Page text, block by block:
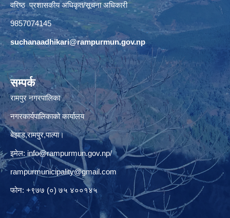
वरिष्ठ प्रशासकीय अधिकृत/सूचना अधिकारी
9857074145
suchanaadhikari@rampurmun.gov.np
सम्पर्क
रामपुर नगरपालिका
नगरकार्यपालिकाको कार्यालय
बेझाड,रामपुर,पाल्पा।
इमेल: info@rampurmun.gov.np/
rampurmunicipality@gmail.com
फोन: +९७७ (०) ७५ ४००१४५